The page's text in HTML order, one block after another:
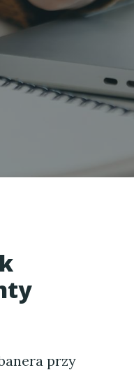
przy